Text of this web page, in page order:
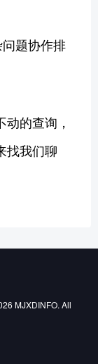
题协作排
的查询，
找我们聊
MJXDINFO. All